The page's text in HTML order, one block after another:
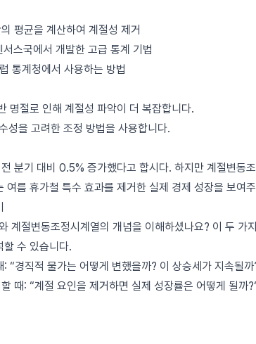
평균을 계산하여 계절성 제거
스국에서 개발한 고급 통계 기법
통계청에서 사용하는 방법
명절로 인해 계절성 파악이 더 복잡합니다.
성을 고려한 조정 방법을 사용합니다.
분기 대비 0.5% 증가했다고 합시다. 하지만 계절변동
여름 휴가철 특수 효과를 제거한 실제 경제 성장을 보여
계절변동조정시계열의 개념을 이해하셨나요? 이 두 가
할 수 있습니다.
“경직적 물가는 어떻게 변했을까? 이 상승세가 지속될까
때: “계절 요인을 제거하면 실제 성장률은 어떻게 될까